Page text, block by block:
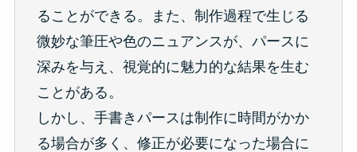
ることができる。また、制作過程で生じる
微妙な筆圧や色のニュアンスが、パースに
深みを与え、視覚的に魅力的な結果を生む
ことがある。
しかし、手書きパースは制作に時間がかか
る場合が多く、修正が必要になった場合に